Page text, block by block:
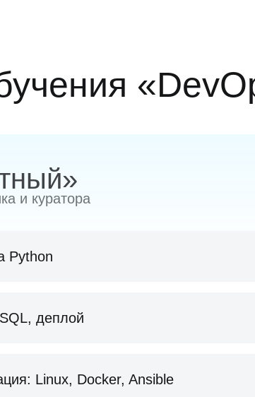
и куратора
Python
деплой
Основы SQL
Linux, Docker, Ansible